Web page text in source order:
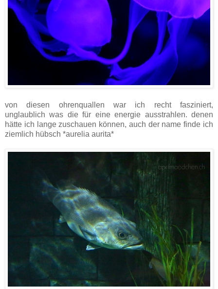
von diesen ohrenquallen war ich recht fasziniert,
unglaublich was die für eine energie ausstrahlen. denen
hätte ich lange zuschauen können, auch der name finde ich
ziemlich hübsch *aurelia aurita*